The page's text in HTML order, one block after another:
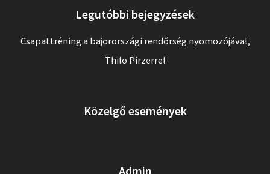
Legutóbbi bejegyzések
Csapattréning a bajorországi rendőrség nyomozójával,
Thilo Pirzerrel
Közelgő események
Admin